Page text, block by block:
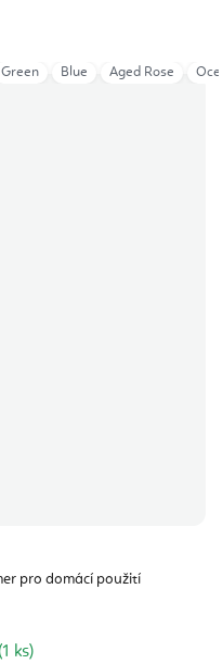
pro domácí použití
(1 ks)
Green Blue Aged Rose